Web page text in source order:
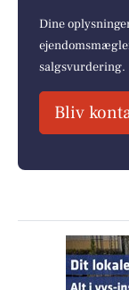
Dine
salgsvurdering.
Bliv